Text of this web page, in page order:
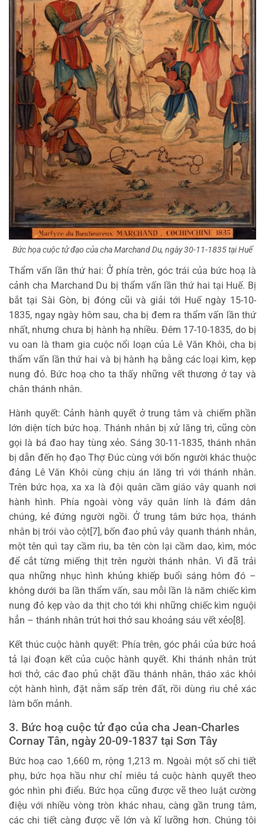
Bức họa cuộc tử đạo của cha Marchand Du, ngày 30-11-1835 tại Huế
Thẩm vấn lần thứ hai: Ở phía trên, góc trái của bức hoạ là
cảnh cha Marchand Du bị thẩm vấn lần thứ hai tại Huế. Bị
bắt tại Sài Gòn, bị đóng cũi và giải tới Huế ngày 15-10-
1835, ngay ngày hôm sau, cha bị đem ra thẩm vấn lần thứ
nhất, nhưng chưa bị hành hạ nhiều. Đêm 17-10-1835, do bị
vu oan là tham gia cuộc nổi loạn của Lê Văn Khôi, cha bị
thẩm vấn lần thứ hai và bị hành hạ bằng các loại kìm, kẹp
nung đỏ. Bức hoạ cho ta thấy những vết thương ở tay và
chân thánh nhân.
Hành quyết: Cảnh hành quyết ở trung tâm và chiếm phần
lớn diện tích bức hoạ. Thánh nhân bị xử lăng trì, cũng còn
gọi là bá đao hay tùng xẻo. Sáng 30-11-1835, thánh nhân
bị dẫn đến họ đạo Thợ Đúc cùng với bốn người khác thuộc
đảng Lê Văn Khôi cùng chịu án lăng trì với thánh nhân.
Trên bức họa, xa xa là đội quân cầm giáo vây quanh nơi
hành hình. Phía ngoài vòng vây quân lính là đám dân
chúng, kẻ đứng người ngồi. Ở trung tâm bức họa, thánh
nhân bị trói vào cột[7], bốn đao phủ vây quanh thánh nhân,
một tên quì tay cầm rìu, ba tên còn lại cầm dao, kìm, móc
để cắt từng miếng thịt trên người thánh nhân. Vì đã trải
qua những nhục hình khủng khiếp buổi sáng hôm đó –
không dưới ba lần thẩm vấn, sau mỗi lần là năm chiếc kìm
nung đỏ kẹp vào da thịt cho tới khi những chiếc kìm nguội
hẳn – thánh nhân trút hơi thở sau khoảng sáu vết xẻo[8].
Kết thúc cuộc hành quyết: Phía trên, góc phải của bức hoả
tả lại đoạn kết của cuộc hành quyết. Khi thánh nhân trút
hơi thở, các đao phủ chặt đầu thánh nhân, tháo xác khỏi
cột hành hình, đặt nằm sấp trên đất, rồi dùng rìu chẻ xác
làm bốn mảnh.
3. Bức hoạ cuộc tử đạo của cha Jean-Charles
Cornay Tân, ngày 20-09-1837 tại Sơn Tây
Bức hoạ cao 1,660 m, rộng 1,213 m. Ngoài một số chi tiết
phụ, bức họa hầu như chỉ miêu tả cuộc hành quyết theo
góc nhìn phi điểu. Bức họa cũng được vẽ theo luật cường
điệu với nhiều vòng tròn khác nhau, càng gần trung tâm,
các chi tiết càng được vẽ lớn và kĩ lưỡng hơn. Chúng tôi